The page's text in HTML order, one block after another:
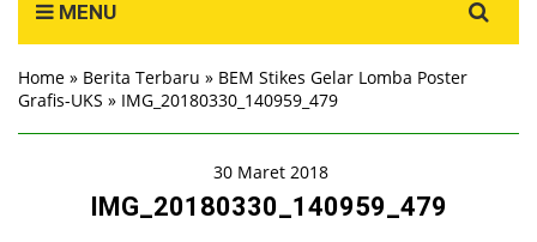
MENU
for:
Home » Berita Terbaru » BEM Stikes Gelar Lomba Poster
Grafis-UKS » IMG_20180330_140959_479
30 Maret 2018
IMG_20180330_140959_479